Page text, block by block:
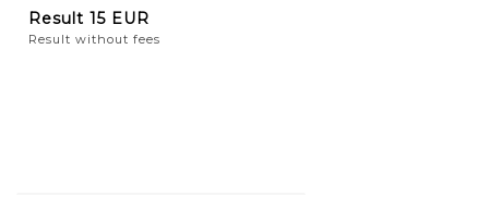
Result 15 EUR
Result without fees